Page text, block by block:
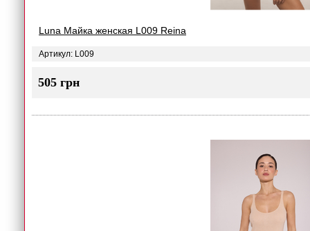
Luna Майка женская L009 Reina
Артикул: L009
505 грн